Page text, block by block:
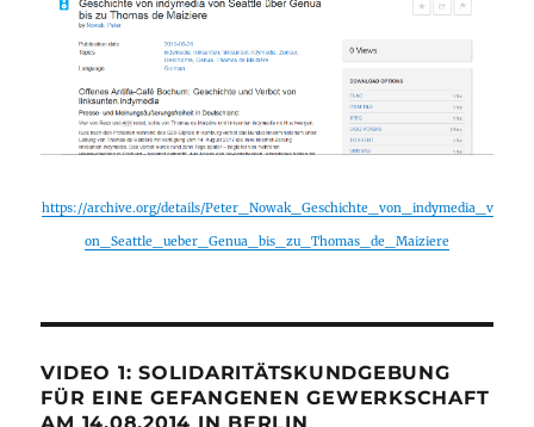
https://archive.org/details/Peter_Nowak_Geschichte_von_indymedia_v
on_Seattle_ueber_Genua_bis_zu_Thomas_de_Maiziere
VIDEO 1: SOLIDARITÄTSKUNDGEBUNG
FÜR EINE GEFANGENEN GEWERKSCHAFT